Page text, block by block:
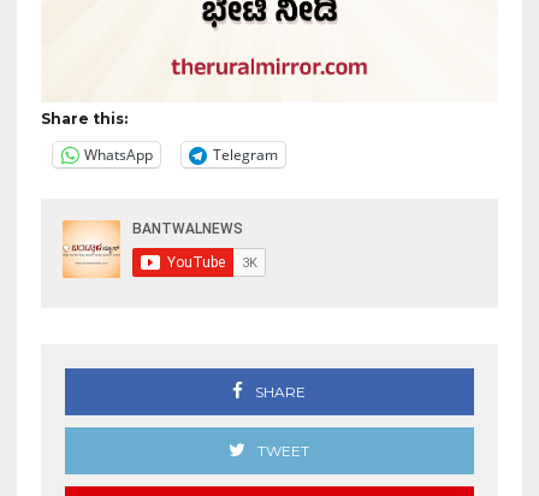
Share this:
WhatsApp Telegram
SHARE
TWEET